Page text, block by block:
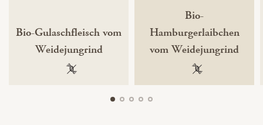
Bio-Gulaschfleisch vom
Weidejungrind
100 % gentechnikfrei
Bio-
Hamburgerlaibchen
vom Weidejungrind
100 %